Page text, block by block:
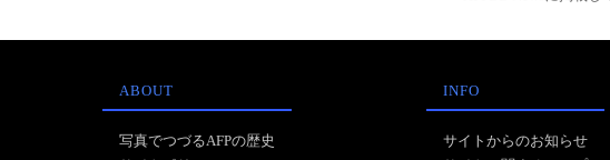
ABOUT
写真でつづるAFPの歴史
INFO
サイトからのお知らせ